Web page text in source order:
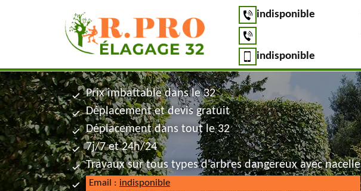
indisponible
indisponible
Prix imbattable dans le 32
Déplacement et devis gratuit
Déplacement dans tout le 32
7j/7 et 24h/24
Travaux sur tous types d'arbres dangereux avec nacelle
Email : indisponible